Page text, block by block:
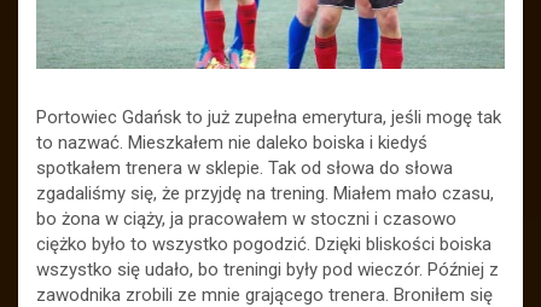
Portowiec Gdańsk to już zupełna emerytura, jeśli mogę tak
to nazwać. Mieszkałem nie daleko boiska i kiedyś
spotkałem trenera w sklepie. Tak od słowa do słowa
zgadaliśmy się, że przyjdę na trening. Miałem mało czasu,
bo żona w ciąży, ja pracowałem w stoczni i czasowo
ciężko było to wszystko pogodzić. Dzięki bliskości boiska
wszystko się udało, bo treningi były pod wieczór. Później z
zawodnika zrobili ze mnie grającego trenera. Broniłem się